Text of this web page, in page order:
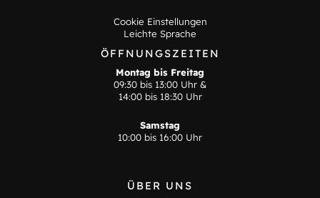
Cookie Einstellungen
Leichte Sprache
ÖFFNUNGSZEITEN
Montag bis Freitag
09:30 bis 13:00 Uhr &
14:00 bis 18:30 Uhr
Samstag
10:00 bis 16:00 Uhr
ÜBER UNS